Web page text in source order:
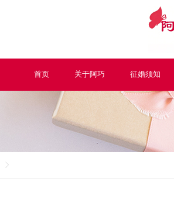
首页 关于阿巧 征婚须知